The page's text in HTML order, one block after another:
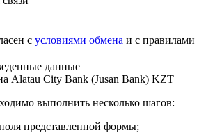
с условиями обмена и с правилами
данные
Alatau City Bank (Jusan Bank) KZT
выполнить несколько шагов:
представленной формы;